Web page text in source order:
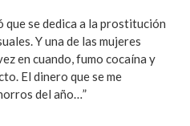
se dedica a la prostitución
Y una de las mujeres
en cuando, fumo cocaína y
El dinero que se me
del año…”